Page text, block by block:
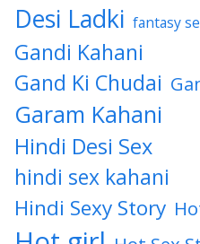
Desi Ladki fantasy
Gandi Kahani
Gand Ki Chudai
Garam Kahani
Hindi Desi Sex
hindi sex kahani
Hindi Sexy Story